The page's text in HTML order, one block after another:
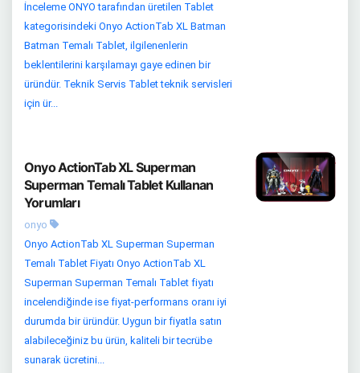
İnceleme ONYO tarafından üretilen Tablet
kategorisindeki Onyo ActionTab XL Batman
Batman Temalı Tablet, ilgilenenlerin
beklentilerini karşılamayı gaye edinen bir
üründür. Teknik Servis Tablet teknik servisleri
için ür...
Onyo ActionTab XL Superman
Superman Temalı Tablet Kullanan
Yorumları
onyo
Onyo ActionTab XL Superman Superman
Temalı Tablet Fiyatı Onyo ActionTab XL
Superman Superman Temalı Tablet fiyatı
incelendiğinde ise fiyat-performans oranı iyi
durumda bir üründür. Uygun bir fiyatla satın
alabileceğiniz bu ürün, kaliteli bir tecrübe
sunarak ücretini...